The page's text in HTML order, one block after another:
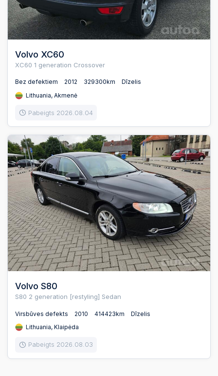
Volvo XC60
XC60 1 generation Crossover
Bez defektiem 2012 329300km
Dīzelis
Lithuania, Akmenė
Pabeigts 2026.08.04
Volvo S80
S80 2 generation [restyling] Sedan
Virsbūves defekts 2010 414423km
Dīzelis
Lithuania, Klaipėda
Pabeigts 2026.08.03